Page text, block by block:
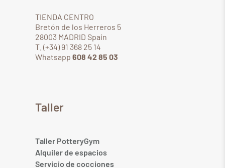
TIENDA CENTRO
Bretón de los Herreros 5
28003 MADRID Spain
T. (+34) 91 368 25 14
Whatsapp 608 42 85 03
Taller
Taller PotteryGym
Alquiler de espacios
Servicio de cocciones